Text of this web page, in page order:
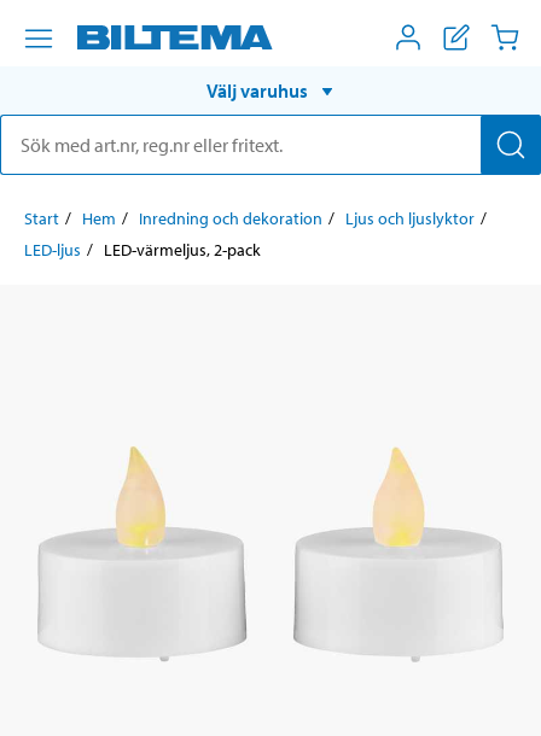
Välj varuhus
Start Hem Inredning och dekoration
Ljus och ljuslyktor
LED-ljus
LED-värmeljus, 2-pack